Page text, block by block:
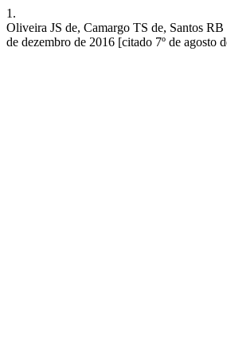
1.
Oliveira JS de, Camargo TS de, Santos
de dezembro de 2016 [citado 7º de